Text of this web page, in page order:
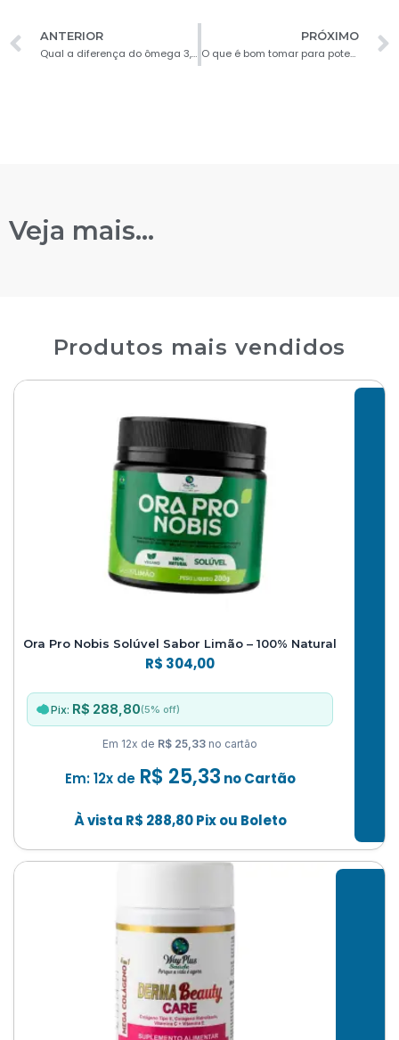
ANTERIOR
Qual a diferença do ômega 3, 6 e 9?
PRÓXIMO
O que é bom tomar para potencializar o treino?
Veja mais...
Produtos mais vendidos
Ora Pro Nobis Solúvel Sabor Limão – 100% Natural
R$ 304,00
Pix: R$ 288,80(5% off)
Em 12x de R$ 25,33 no cartão
Em: 12x de R$ 25,33 no Cartão
À vista R$ 288,80 Pix ou Boleto